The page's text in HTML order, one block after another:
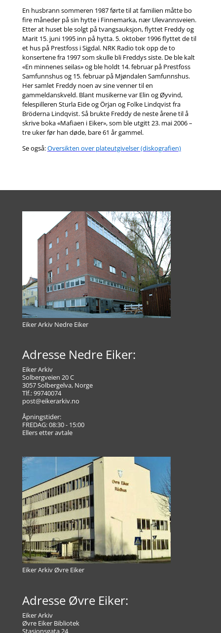
En husbrann sommeren 1987 førte til at familien måtte bo
fire måneder på sin hytte i Finnemarka, nær Ulevannsveien.
Etter at huset ble solgt på tvangsauksjon, flyttet Freddy og
Marit 15. juni 1995 inn på hytta. 5. oktober 1996 flyttet de til
et hus på Prestfoss i Sigdal. NRK Radio tok opp de to
konsertene fra 1997 som skulle bli Freddys siste. De ble kalt
«En minnenes seilas» og ble holdt 14. februar på Prestfoss
Samfunnshus og 15. februar på Mjøndalen Samfunnshus.
Her samlet Freddy noen av sine venner til en
gammeldanskveld. Blant musikerne var Elin og Øyvind,
felespilleren Sturla Eide og Örjan og Folke Lindqvist fra
Bröderna Lindqvist. Så brukte Freddy de neste årene til å
skrive boka «Mafiaen i Eiker», som ble utgitt 23. mai 2006 –
tre uker før han døde, bare 61 år gammel.
Se også:Oversikten over plateutgivelser (diskografien)
Eiker Arkiv Nedre Eiker
Adresse Nedre Eiker:
Eiker Arkiv
Solbergveien 20 C
3057 Solbergelva, Norge
Tlf.: 99740074
post@eikerarkiv.no
Åpningstider:
FREDAG: 08:30 - 15:00
Ellers etter avtale
Eiker Arkiv Øvre Eiker
Adresse Øvre Eiker:
Eiker Arkiv
Øvre Eiker Bibliotek
Stasjonsgata 24